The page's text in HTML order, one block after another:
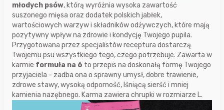
młodych psów, którą wyróżnia wysoka zawartość
suszonego mięsa oraz dodatek polskich jabłek,
wartościowych warzyw i składników odżywczych, które mają
pozytywny wpływ na zdrowie i kondycję Twojego pupila.
Przygotowana przez specjalistów receptura dostarczą
Twojemu psu wszystkiego tego, czego potrzebuje. Zawarta w
karmie formuła na 6 to przepis na doskonałą formę Twojego
przyjaciela - zadba ona o sprawny umysł, dobre trawienie,
zdrowe stawy, wysoką odporność, lśniącą sierść i mniej
kamienia nazębnego. Karma zawiera chrupki w rozmiarze L.